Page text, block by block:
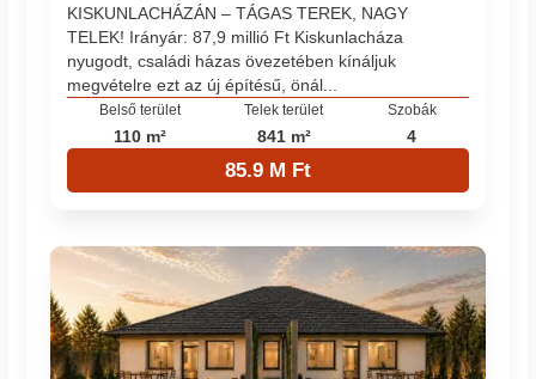
KISKUNLACHÁZÁN – TÁGAS TEREK, NAGY
TELEK! Irányár: 87,9 millió Ft Kiskunlacháza
nyugodt, családi házas övezetében kínáljuk
megvételre ezt az új építésű, önál...
Belső terület
110 m²
Telek terület
841 m²
Szobák
4
85.9 M Ft